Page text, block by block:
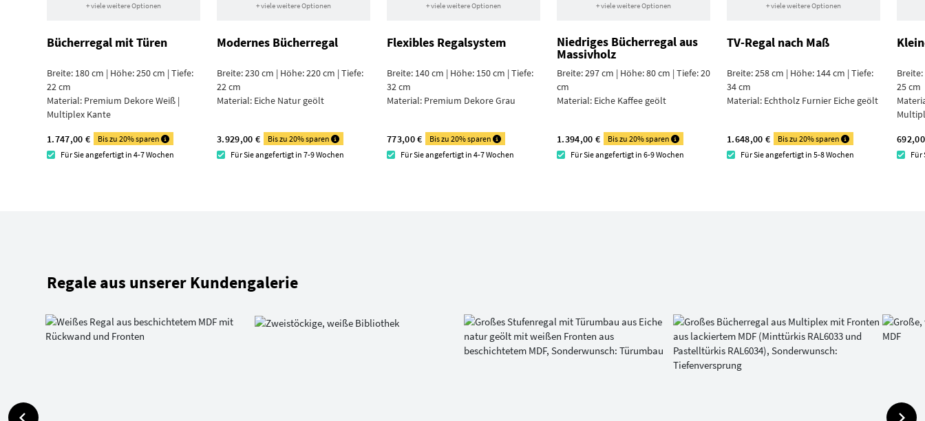
+ viele weitere Optionen
Bücherregal mit Türen
Breite: 180 cm | Höhe: 250 cm | Tiefe:
22 cm
Material: Premium Dekore Weiß |
Multiplex Kante
1.747,00 €
Bis zu 20% sparen
Für Sie angefertigt in 4-7 Wochen
+ viele weitere Optionen
Modernes Bücherregal
Breite: 230 cm | Höhe: 220 cm | Tiefe:
22 cm
Material: Eiche Natur geölt
3.929,00 €
Bis zu 20% sparen
Für Sie angefertigt in 7-9 Wochen
+ viele weitere Optionen
Flexibles Regalsystem
Breite: 140 cm | Höhe: 150 cm | Tiefe:
32 cm
Material: Premium Dekore Grau
773,00 €
Bis zu 20% sparen
Für Sie angefertigt in 4-7 Wochen
+ viele weitere Optionen
Niedriges Bücherregal aus
Massivholz
Breite: 297 cm | Höhe: 80 cm | Tiefe: 20
cm
Material: Eiche Kaffee geölt
1.394,00 €
Bis zu 20% sparen
Für Sie angefertigt in 6-9 Wochen
+ viele weitere Optionen
TV-Regal nach Maß
Breite: 258 cm | Höhe: 144 cm | Tiefe:
34 cm
Material: Echtholz Furnier Eiche geölt
1.648,00 €
Bis zu 20% sparen
Für Sie angefertigt in 5-8 Wochen
Breite:
25 cm
Für
Regale aus unserer Kundengalerie